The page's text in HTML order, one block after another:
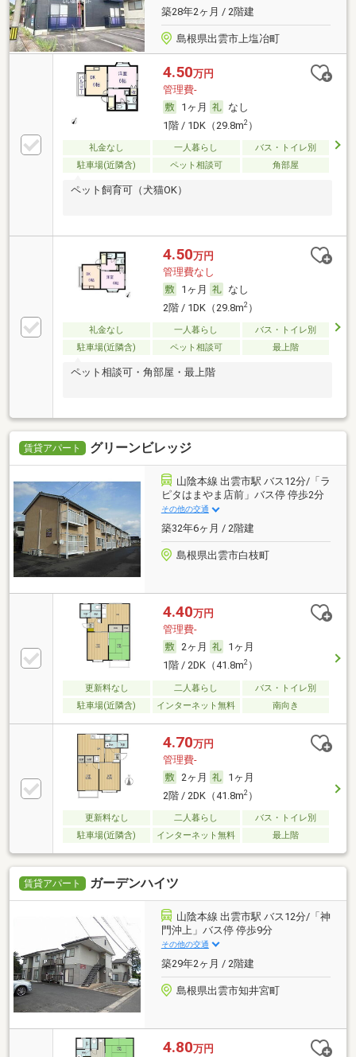
築28年2ヶ月 / 2階建
島根県出雲市上塩冶町
4.50万円
管理費-
1ヶ月
なし
1階 / 1DK（29.8m2）
礼金なし 一人暮らし
バス・トイレ別
駐車場(近隣含)
ペット相談可 角部屋
ペット飼育可（犬猫OK）
4.50万円
管理費なし
1ヶ月
なし
2階 / 1DK（29.8m2）
礼金なし 一人暮らし
バス・トイレ別
駐車場(近隣含)
ペット相談可 最上階
ペット相談可・角部屋・最上階
賃貸アパート グリーンビレッジ
山陰本線 出雲市駅 バス12分/「ラ
ピタはまやま店前」バス停 停歩2分
その他の交通
築32年6ヶ月 / 2階建
島根県出雲市白枝町
4.40万円
管理費-
2ヶ月
1ヶ月
1階 / 2DK（41.8m2）
更新料なし 二人暮らし
バス・トイレ別
駐車場(近隣含)
インターネット無料 南向き
4.70万円
管理費-
2ヶ月
1ヶ月
2階 / 2DK（41.8m2）
更新料なし 二人暮らし
バス・トイレ別
駐車場(近隣含)
インターネット無料 最上階
賃貸アパート ガーデンハイツ
山陰本線 出雲市駅 バス12分/「神
門沖上」バス停 停歩9分
その他の交通
築29年2ヶ月 / 2階建
島根県出雲市知井宮町
4.80万円